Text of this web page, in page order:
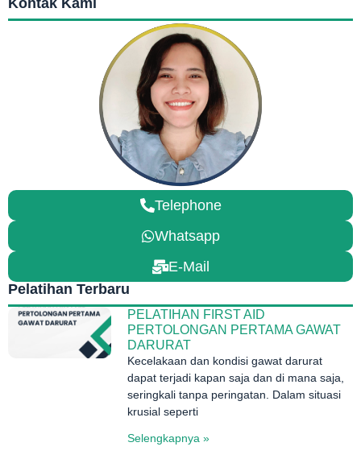
Telephone
Whatsapp
E-Mail
Pelatihan Terbaru
PELATIHAN FIRST AID
PERTOLONGAN PERTAMA GAWAT
DARURAT
Kecelakaan dan kondisi gawat darurat
dapat terjadi kapan saja dan di mana saja,
seringkali tanpa peringatan. Dalam situasi
krusial seperti
Selengkapnya »